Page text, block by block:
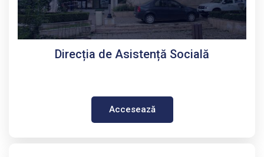
Direcția de Asistență Socială
Accesează